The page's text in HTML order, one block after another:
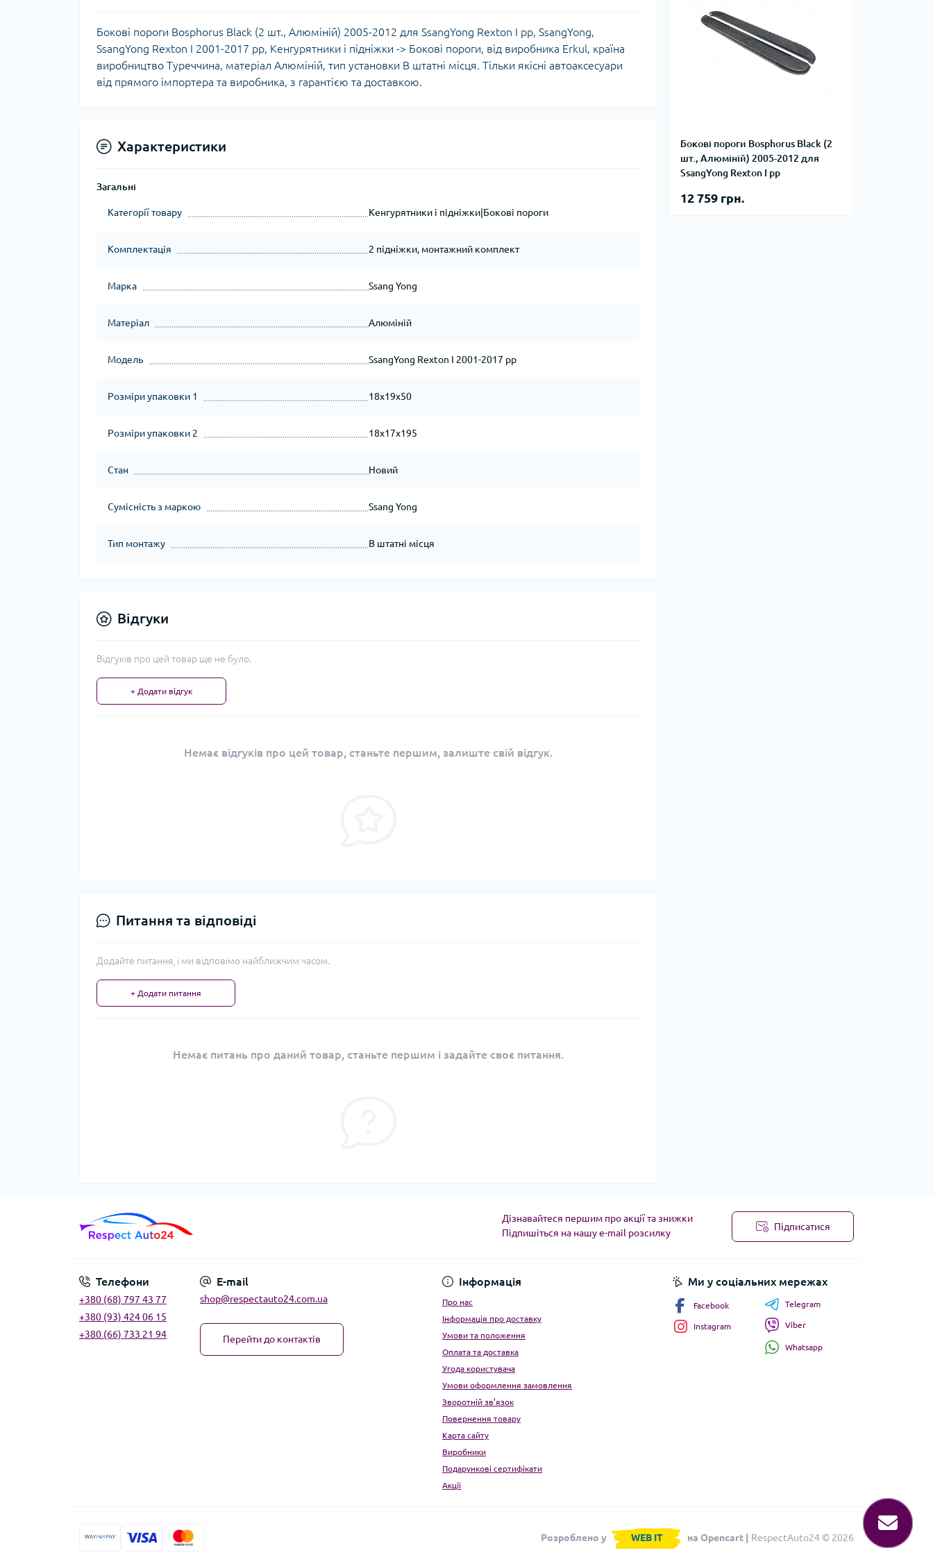
Бокові пороги Bosphorus Black (2
шт., Алюміній) 2005-2012 для
SsangYong Rexton I рр
12 759 грн.
Бокові пороги Bosphorus Black (2 шт., Алюміній) 2005-2012 для SsangYong Rexton I рр, SsangYong,
SsangYong Rexton I 2001-2017 рр, Кенгурятники і підніжки -> Бокові пороги, від виробника Erkul, країна
виробництво Туреччина, матеріал Алюміній, тип установки В штатні місця. Тільки якісні автоаксесуари
від прямого імпортера та виробника, з гарантією та доставкою.
Характеристики
Загальні
Категорії товару Кенгурятники і підніжки|Бокові пороги
Комплектація 2 підніжки, монтажний комплект
Марка Ssang Yong
Матеріал Алюміній
Модель SsangYong Rexton I 2001-2017 рр
Розміри упаковки 1 18x19x50
Розміри упаковки 2 18x17x195
Стан Новий
Сумісність з маркою Ssang Yong
Тип монтажу В штатні місця
Відгуки
Відгуків про цей товар ще не було.
+ Додати відгук
Немає відгуків про цей товар, станьте першим, залиште свій відгук.
Питання та відповіді
Додайте питання, і ми відповімо найближчим часом.
+ Додати питання
Немає питань про даний товар, станьте першим і задайте своє питання.
Дізнавайтеся першим про акції та знижки
Підпишіться на нашу e-mail розсилку
Підписатися
Телефони
+380 (68) 797 43 77
+380 (93) 424 06 15
+380 (66) 733 21 94
E-mail
shop@respectauto24.com.ua
Перейти до контактів
Інформація
Про нас
Інформація про доставку
Умови та положення
Оплата та доставка
Угода користувача
Умови оформлення замовлення
Зворотній зв’язок
Повернення товару
Карта сайту
Виробники
Подарункові сертифікати
Акції
Ми у соціальних мережах
Facebook
Instagram
Telegram
Viber
Whatsapp
Розроблено у WEB IT на Opencart | RespectAuto24 © 2026